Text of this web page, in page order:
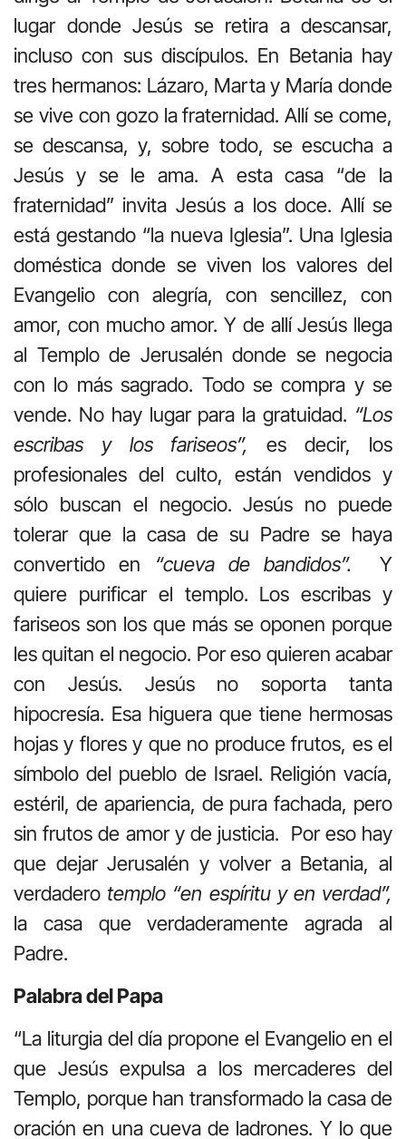
lugar donde Jesús se retira a descansar,
incluso con sus discípulos. En Betania hay
tres hermanos: Lázaro, Marta y María donde
se vive con gozo la fraternidad. Allí se come,
se descansa, y, sobre todo, se escucha a
Jesús y se le ama. A esta casa “de la
fraternidad” invita Jesús a los doce. Allí se
está gestando “la nueva Iglesia”. Una Iglesia
doméstica donde se viven los valores del
Evangelio con alegría, con sencillez, con
amor, con mucho amor. Y de allí Jesús llega
al Templo de Jerusalén donde se negocia
con lo más sagrado. Todo se compra y se
vende. No hay lugar para la gratuidad. “Los
escribas y los fariseos”, es decir, los
profesionales del culto, están vendidos y
sólo buscan el negocio. Jesús no puede
tolerar que la casa de su Padre se haya
convertido en “cueva de bandidos”. Y
quiere purificar el templo. Los escribas y
fariseos son los que más se oponen porque
les quitan el negocio. Por eso quieren acabar
con Jesús. Jesús no soporta tanta
hipocresía. Esa higuera que tiene hermosas
hojas y flores y que no produce frutos, es el
símbolo del pueblo de Israel. Religión vacía,
estéril, de apariencia, de pura fachada, pero
sin frutos de amor y de justicia. Por eso hay
que dejar Jerusalén y volver a Betania, al
verdadero templo “en espíritu y en verdad”,
la casa que verdaderamente agrada al
Padre.
Palabra del Papa
“La liturgia del día propone el Evangelio en el
que Jesús expulsa a los mercaderes del
Templo, porque han transformado la casa de
oración en una cueva de ladrones. Y lo que